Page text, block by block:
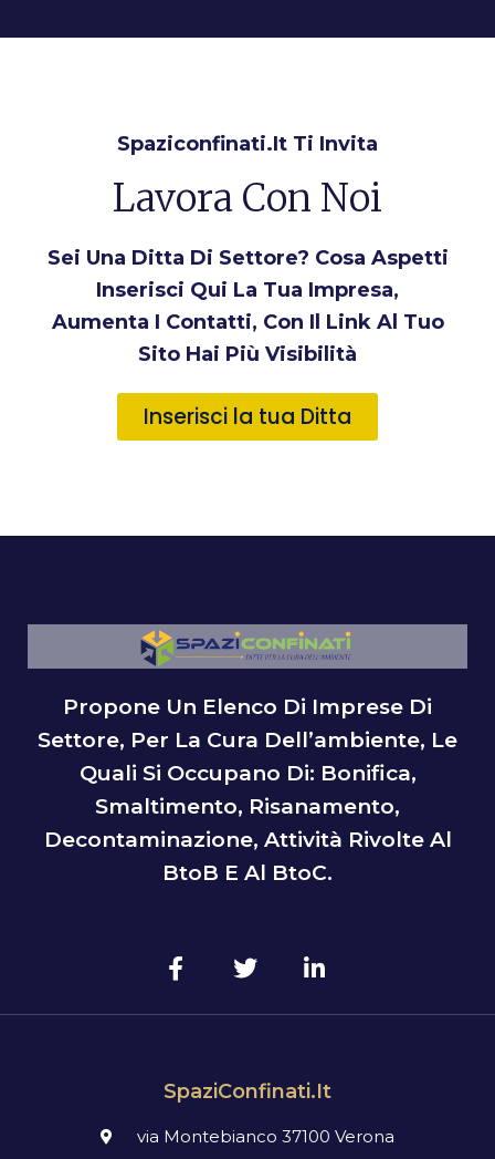
Spaziconfinati.it Ti Invita
Lavora Con Noi
Sei Una Ditta Di Settore? Cosa Aspetti
Inserisci Qui La Tua Impresa,
Aumenta I Contatti, Con Il Link Al Tuo
Sito Hai Più Visibilità
Inserisci la tua Ditta
Propone Un Elenco Di Imprese Di
Settore, Per La Cura Dell’ambiente, Le
Quali Si Occupano Di: Bonifica,
Smaltimento, Risanamento,
Decontaminazione, Attività Rivolte Al
BtoB E Al BtoC.
SpaziConfinati.it
via Montebianco 37100 Verona